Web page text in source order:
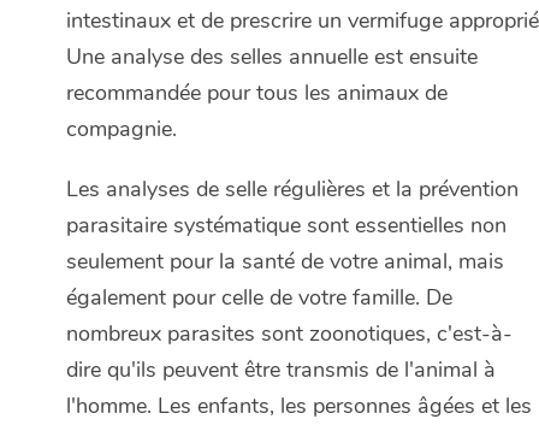
intestinaux et de prescrire un vermifuge
Une analyse des selles annuelle est ensuite
recommandée pour tous les animaux de
compagnie.
Les analyses de selle régulières et la prévention
parasitaire systématique sont essentielles non
seulement pour la santé de votre animal, mais
également pour celle de votre famille. De
nombreux parasites sont zoonotiques, c'est-à-
dire qu'ils peuvent être transmis de l'animal à
l'homme. Les enfants, les personnes âgées et les